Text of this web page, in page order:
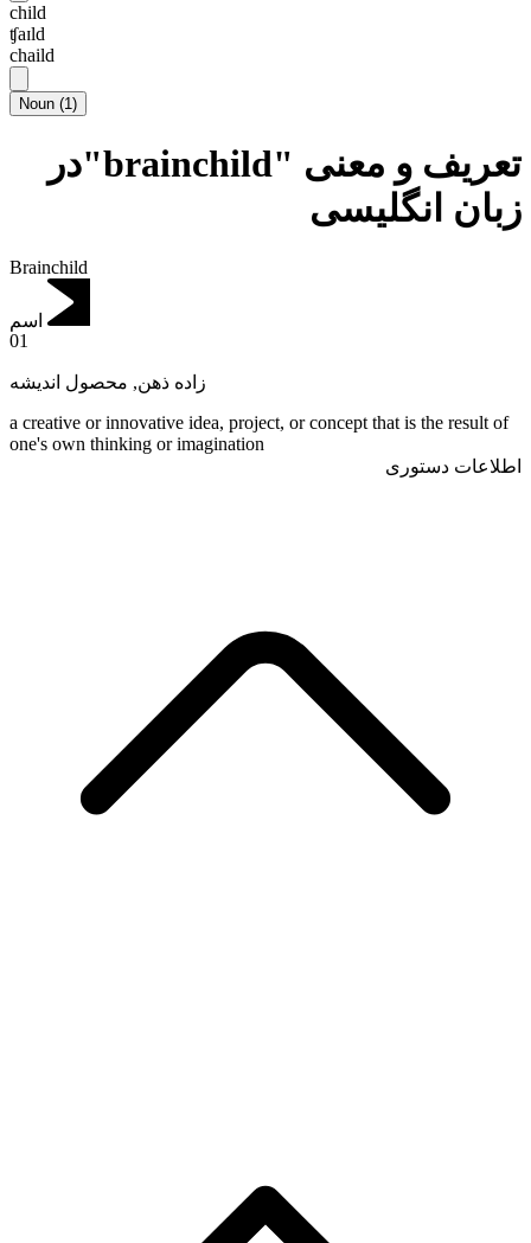
child
ʧaɪld
chaild
Noun (1)
تعریف و معنی "brainchild"در
زبان انگلیسی
Brainchild
اسم
01
زاده ذهن, محصول اندیشه
a creative or innovative idea, project, or concept that is the result of
one's own thinking or imagination
اطلاعات دستوری